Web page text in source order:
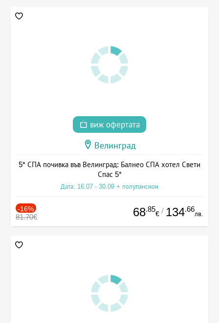
виж офертата
Велинград
5* СПА почивка във Велинград: Балнео СПА хотел Свети
Спас 5*
Дата: 16.07 - 30.09 + полупансион
-16%
81.70€ 68.85
€ / 134.66
лв.